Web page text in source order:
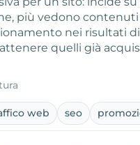
più vedono
nei risultati
quelli già
web seo